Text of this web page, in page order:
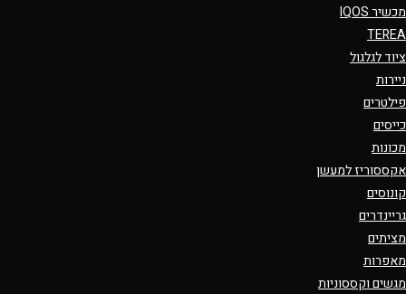
מכשיר IQOS
TEREA
ציוד לגלגול
ניירות
פילטרים
כייסים
מכונות
אקססוריז למעשן
קונוסים
גריינדרים
מציתים
מאפרות
מגשים וקססוניות